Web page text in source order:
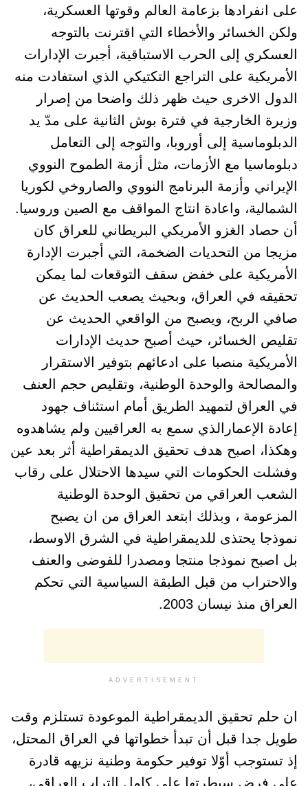
على انفرادها بزعامة العالم وقوتها العسكرية،
ولكن الخسائر والأخطاء التي اقترنت بالتوجه
العسكري إلى الحرب الاستباقية، أجبرت الإدارات
الأمريكية على التراجع التكتيكي الذي استفادت منه
الدول الاخرى حيث ظهر ذلك واضحا من إصرار
وزيرة الخارجية في فترة بوش الثانية على مدّ يد
الدبلوماسية إلى أوروبا، والتوجه إلى التعامل
دبلوماسيا مع الأزمات، مثل أزمة الطموح النووي
الإيراني وأزمة البرنامج النووي والصاروخي لكوريا
الشمالية، واعادة انتاج المواقف مع الصين وروسيا.
أن حصاد الغزو الأمريكي البريطاني للعراق كان
مزيجا من التحديات الضخمة، التي أجبرت الإدارة
الأمريكية على خفض سقف التوقعات لما يمكن
تحقيقه في العراق، وبحيث يصعب الحديث عن
صافي الربح، ويصبح من الواقعي الحديث عن
تقليص الخسائر، حيث أصبح حديث الإدارات
الأمريكية منصبا على ادعائهم بتوفير الاستقرار
والمصالحة والوحدة الوطنية، وتقليص حجم العنف
في العراق لتمهيد الطريق أمام استئناف جهود
إعادة الإعمارالذي سمع به العراقيين ولم يشاهدوه
وهكذا، اصبح هدف تحقيق الديمقراطية أثر بعد عين
وفشلت الحكومات التي سيدها الاحتلال على رقاب
الشعب العراقي من تحقيق الوحدة الوطنية
المزعومة ، وبذلك ابتعد العراق من ان يصبح
نموذجا يحتذى للديمقراطية في الشرق الاوسط،
بل اصبح نموذجا منتجا ومصدرا للفوضى والعنف
والاحتراب من قبل الطبقة السياسية التي تحكم
العراق منذ نيسان 2003.
ADVERTISEMENT
ان حلم تحقيق الديمقراطية الموعودة تستلزم وقت
طويل جدا قبل أن تبدأ خطواتها في العراق المحتل،
إذ تستوجب أوّلا توفير حكومة وطنية نزيهه قادرة
على فرض سيطرتها على كامل التراب العراقي،